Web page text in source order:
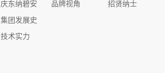
庆东纳碧安
集团发展史
技术实力
品牌视角
招贤纳士